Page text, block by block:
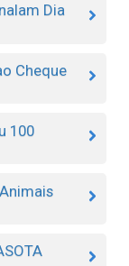
Dia
Cheque
100